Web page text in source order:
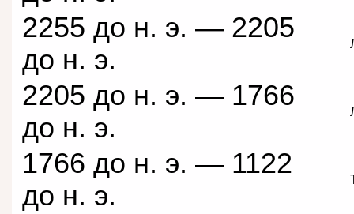
2255 до н. э. — 2205
до н. э.
2205 до н. э. — 1766
до н. э.
1766 до н. э. — 1122
до н. э.